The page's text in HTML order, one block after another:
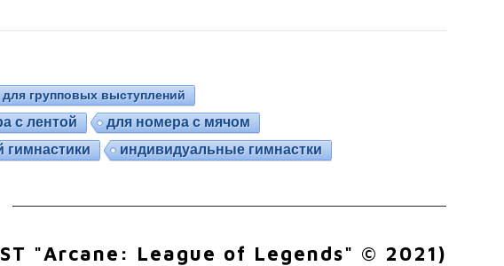
для групповых выступлений
с лентой
для номера с мячом
гимнастики индивидуальные гимнастки
"Arcane: League of Legends" © 2021)